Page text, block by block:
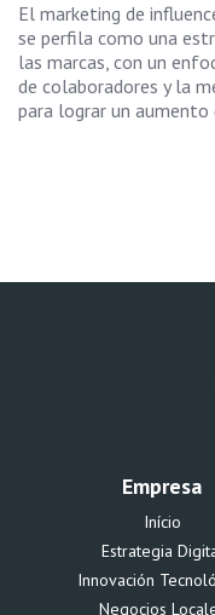
El marketing de
se perfila como una
las marcas, con un
de colaboradores y la
para lograr un aumento
Empresa
Início
Estrategia
Innovación
Negocios